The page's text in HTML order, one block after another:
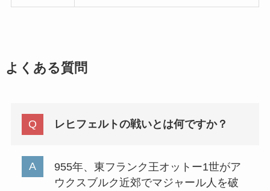
よくある質問
レヒフェルトの戦いとは何ですか？
955年、東フランク王オットー1世がア
ウクスブルク近郊でマジャール人を破